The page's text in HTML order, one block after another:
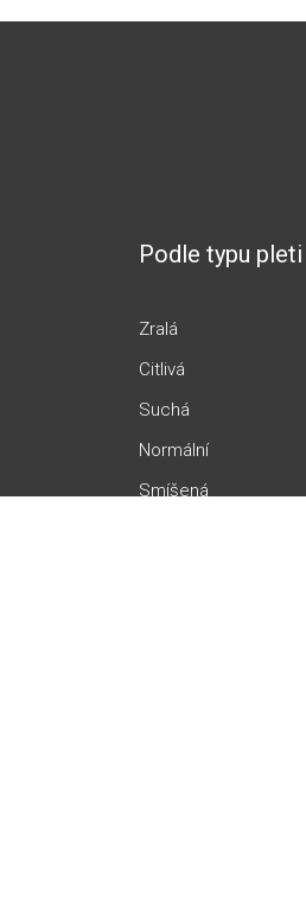
Podle typu pleti
Zralá
Citlivá
Suchá
Normální
Smíšená